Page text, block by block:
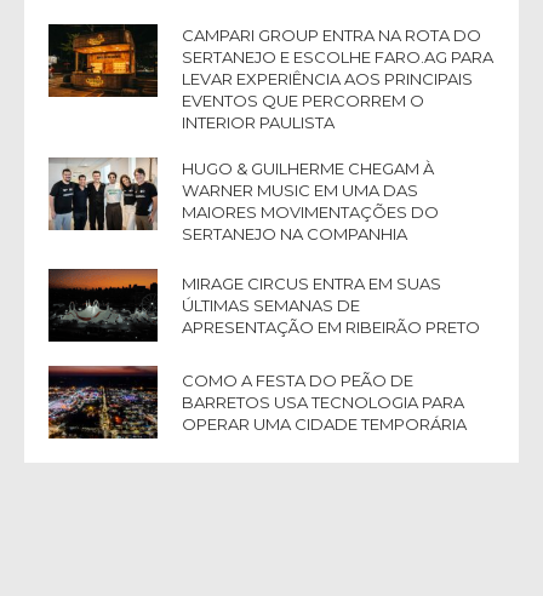
CAMPARI GROUP ENTRA NA ROTA DO
SERTANEJO E ESCOLHE FARO.AG PARA
LEVAR EXPERIÊNCIA AOS PRINCIPAIS
EVENTOS QUE PERCORREM O
INTERIOR PAULISTA
HUGO & GUILHERME CHEGAM À
WARNER MUSIC EM UMA DAS
MAIORES MOVIMENTAÇÕES DO
SERTANEJO NA COMPANHIA
MIRAGE CIRCUS ENTRA EM SUAS
ÚLTIMAS SEMANAS DE
APRESENTAÇÃO EM RIBEIRÃO PRETO
COMO A FESTA DO PEÃO DE
BARRETOS USA TECNOLOGIA PARA
OPERAR UMA CIDADE TEMPORÁRIA